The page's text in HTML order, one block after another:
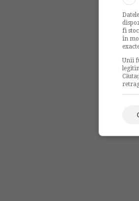
fi
în
Unii